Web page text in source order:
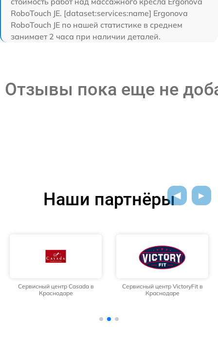
RoboTouch JE. [dataset:services:name] Ergonova
RoboTouch JE по нашей статистике в среднем
занимает 2 часа при наличии деталей.
Отзывы пока еще не
Наши партнёры
Сервисный центр Casada в
Краснодаре
Сервисный центр VictoryFit в
Краснодаре